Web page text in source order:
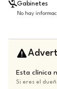
Gabinetes
No hay
Esta clínica
Si eres el